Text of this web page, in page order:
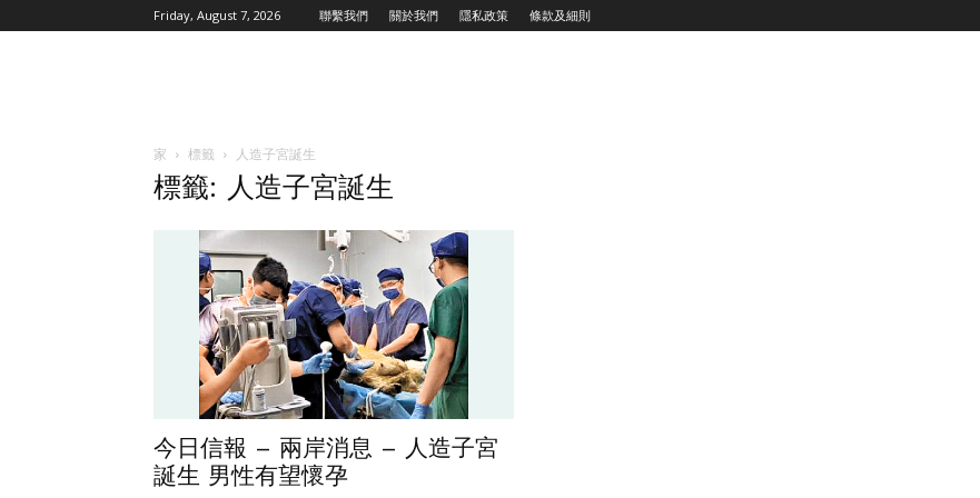
Friday, August 7, 2026 聯繫我們 關於我們 隱私政策 條款及細則
家 標籤 人造子宮誕生
標籤: 人造子宮誕生
今日信報 – 兩岸消息 – 人造子宮
誕生 男性有望懷孕